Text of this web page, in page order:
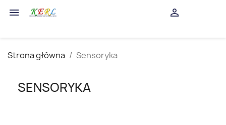
 
Strona główna Sensoryka
SENSORYKA